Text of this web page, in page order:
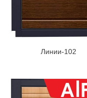
Линии-102